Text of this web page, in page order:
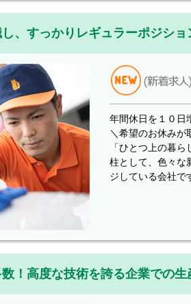
、すっかりレギュラーポジシ
年間休日を１０日
＼希望のお休みが
「ひとつ上の暮
柱として、色々な
ジしている会社で
！高度な技術を誇る企業での生